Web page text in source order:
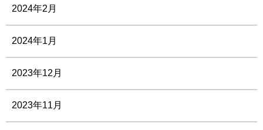
2024年2月
2024年1月
2023年12月
2023年11月